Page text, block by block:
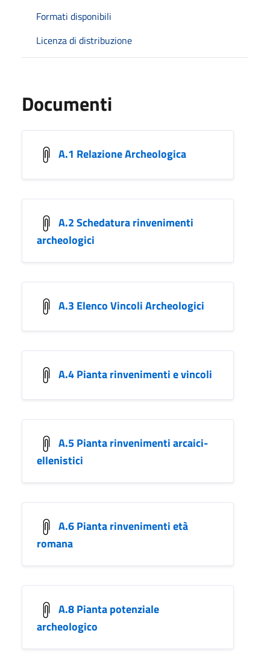
Formati disponibili
Licenza di distribuzione
Documenti
A.1 Relazione Archeologica
A.2 Schedatura rinvenimenti
archeologici
A.3 Elenco Vincoli Archeologici
A.4 Pianta rinvenimenti e vincoli
A.5 Pianta rinvenimenti arcaici-
ellenistici
A.6 Pianta rinvenimenti età
romana
A.8 Pianta potenziale
archeologico